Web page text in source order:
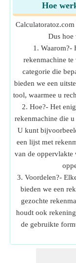
Hoe
Calculatoratoz.com
Dus hoe
1. Waarom?-
rekenmachine
categorie die
bieden we een
tool, waarmee u
2. Hoe?- Het
rekenmachine die
U kunt
een lijst met
van de oppervlakte
3. Voordelen?-
bieden we een
gezochte
houdt ook
de gebruikte